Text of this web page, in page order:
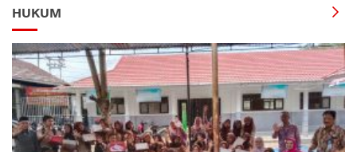
HUKUM